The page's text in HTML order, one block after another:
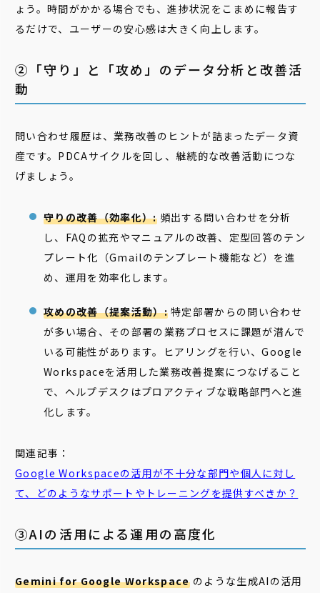
ょう。時間がかかる場合でも、進捗状況をこまめに報告す
るだけで、ユーザーの安心感は大きく向上します。
②「守り」と「攻め」のデータ分析と改善活
動
問い合わせ履歴は、業務改善のヒントが詰まったデータ資
産です。PDCAサイクルを回し、継続的な改善活動につな
げましょう。
守りの改善（効率化）:頻出する問い合わせを分析
し、FAQの拡充やマニュアルの改善、定型回答のテン
プレート化（Gmailのテンプレート機能など）を進
め、運用を効率化します。
攻めの改善（提案活動）:特定部署からの問い合わせ
が多い場合、その部署の業務プロセスに課題が潜んで
いる可能性があります。ヒアリングを行い、Google
Workspaceを活用した業務改善提案につなげること
で、ヘルプデスクはプロアクティブな戦略部門へと進
化します。
関連記事：
Google Workspaceの活用が不十分な部門や個人に対し
て、どのようなサポートやトレーニングを提供すべきか？
③AIの活用による運用の高度化
Gemini for Google Workspaceのような生成AIの活用